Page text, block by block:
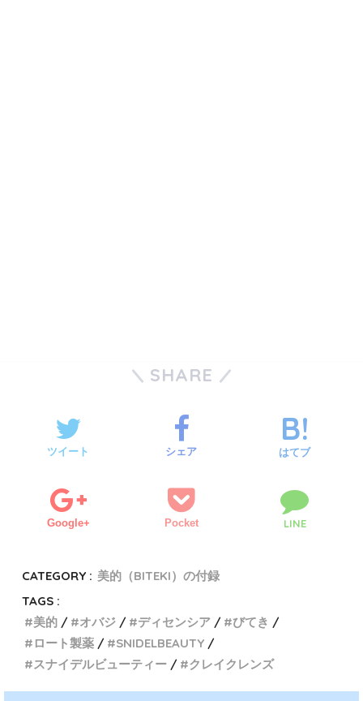
SHARE
ツイート シェア はてブ
Google+ Pocket LINE
CATEGORY : 美的（BITEKI）の付録
TAGS :
美的
オバジ ディセンシア
びてき
ロート製薬
SNIDELBEAUTY
スナイデルビューティー
クレイクレンズ